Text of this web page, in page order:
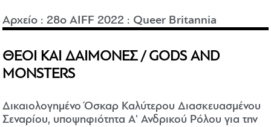
Αρχείο :28o AIFF 2022 : Queer Britannia
ΘΕΟΙ ΚΑΙ ΔΑΙΜΟΝΕΣ / GODS AND
MONSTERS
Δικαιολογημένο Όσκαρ Καλύτερου Διασκευασμένου
Σεναρίου, υποψηφιότητα Α' Ανδρικού Ρόλου για την